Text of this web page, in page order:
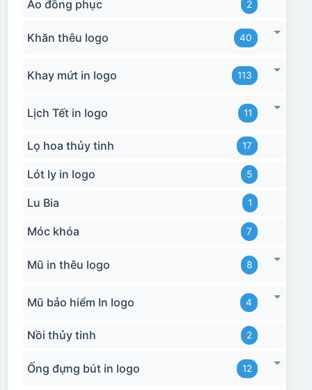
Áo đồng phục 2
Khăn thêu logo 40
Khay mứt in logo 113
Lịch Tết in logo 11
Lọ hoa thủy tinh 17
Lót ly in logo 5
Lu Bia 1
Móc khóa 7
Mũ in thêu logo 8
Mũ bảo hiểm In logo 4
Nồi thủy tinh 2
Ống đựng bút in logo 12